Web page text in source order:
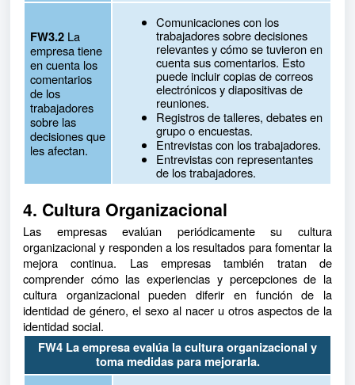
FW3.2 La
empresa tiene
en cuenta los
comentarios
de los
trabajadores
sobre las
decisiones que
les afectan.
Comunicaciones con los
trabajadores sobre decisiones
relevantes y cómo se tuvieron en
cuenta sus comentarios. Esto
puede incluir copias de correos
electrónicos y diapositivas de
reuniones.
Registros de talleres, debates en
grupo o encuestas.
Entrevistas con los trabajadores.
Entrevistas con representantes
de los trabajadores.
4. Cultura Organizacional
Las empresas evalúan periódicamente su cultura
organizacional y responden a los resultados para fomentar la
mejora continua. Las empresas también tratan de
comprender cómo las experiencias y percepciones de la
cultura organizacional pueden diferir en función de la
identidad de género, el sexo al nacer u otros aspectos de la
identidad social.
FW4 La empresa evalúa la cultura organizacional y
toma medidas para mejorarla.